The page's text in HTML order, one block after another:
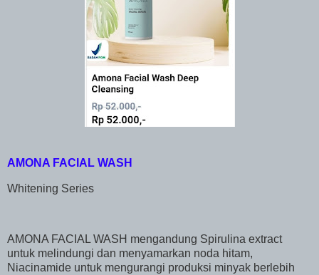
AMONA FACIAL WASH
Whitening Series
AMONA FACIAL WASH mengandung Spirulina extract
untuk melindungi dan menyamarkan noda hitam,
Niacinamide untuk mengurangi produksi minyak berlebih